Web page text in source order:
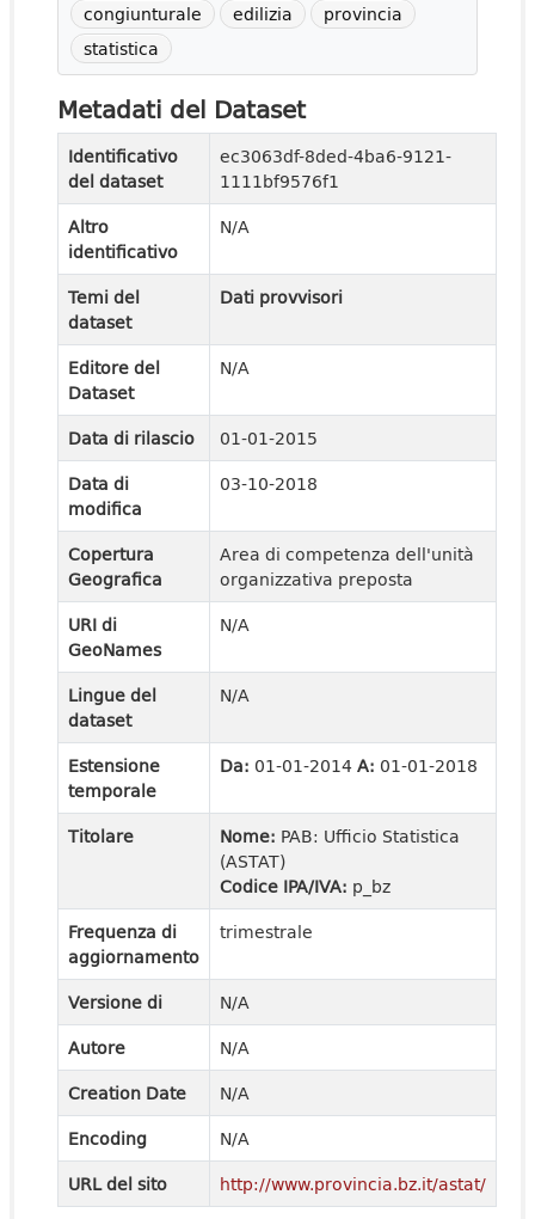
congiunturale
edilizia
provincia
statistica
Metadati del Dataset
Identificativo
del dataset
ec3063df-8ded-4ba6-9121-
1111bf9576f1
Altro
identificativo
N/A
Temi del
dataset
Dati provvisori
Editore del
Dataset
N/A
Data di rilascio
01-01-2015
Data di
modifica
03-10-2018
Copertura
Geografica
Area di competenza dell'unità
organizzativa preposta
URI di
GeoNames
N/A
Lingue del
dataset
N/A
Estensione
temporale
Da: 01-01-2014A: 01-01-2018
Titolare Nome: PAB: Ufficio Statistica
(ASTAT)
Codice IPA/IVA: p_bz
Frequenza di
aggiornamento
trimestrale
Versione di
N/A
Autore
N/A
Creation Date
N/A
Encoding
N/A
URL del sito
http://www.provincia.bz.it/astat/